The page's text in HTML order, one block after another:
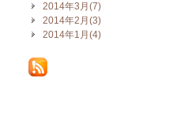
2014年3月(7)
2014年2月(3)
2014年1月(4)